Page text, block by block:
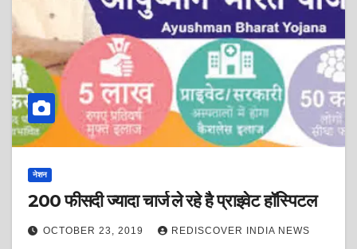
नेशन
200 फीसदी ज्यादा चार्ज ले रहे है प्राइवेट हॉस्पिटल
OCTOBER 23, 2019 REDISCOVER INDIA NEWS